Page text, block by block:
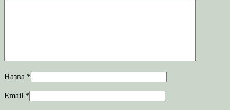
Назва *
Email *